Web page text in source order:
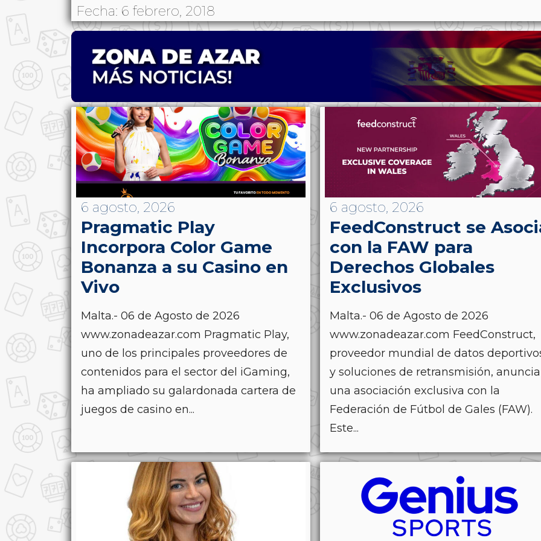
Fecha: 6 febrero, 2018
6 agosto, 2026
Pragmatic Play
Incorpora Color Game
Bonanza a su Casino en
Vivo
Malta.- 06 de Agosto de 2026
www.zonadeazar.com Pragmatic Play,
uno de los principales proveedores de
contenidos para el sector del iGaming,
ha ampliado su galardonada cartera de
juegos de casino en...
6 agosto, 2026
FeedConstruct se
con la FAW para
Derechos Globales
Exclusivos
Malta.- 06 de Agosto de 2026
www.zonadeazar.com FeedConstruct,
proveedor mundial de datos
y soluciones de retransmisión, anuncia
una asociación exclusiva con la
Federación de Fútbol de Gales (FAW).
Este...